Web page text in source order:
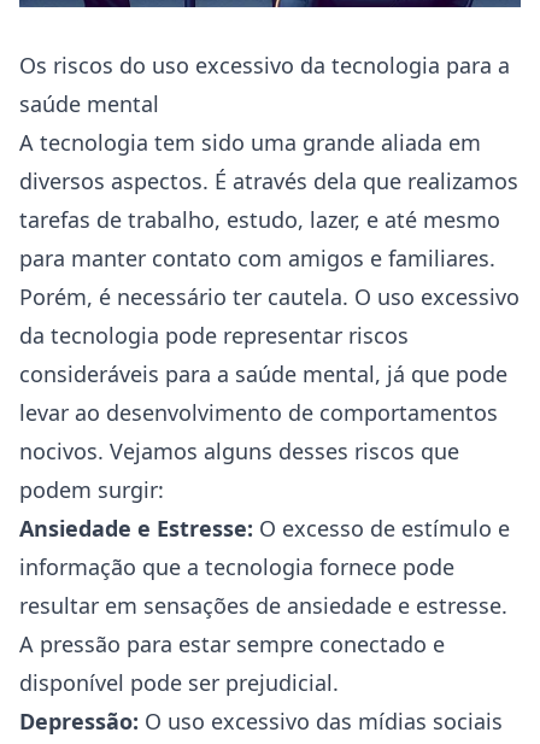
Os riscos do uso excessivo da tecnologia para a
saúde mental
A tecnologia tem sido uma grande aliada em
diversos aspectos. É através dela que realizamos
tarefas de trabalho, estudo, lazer, e até mesmo
para manter contato com amigos e familiares.
Porém, é necessário ter cautela. O uso excessivo
da tecnologia pode representar riscos
consideráveis para a saúde mental, já que pode
levar ao desenvolvimento de comportamentos
nocivos. Vejamos alguns desses riscos que
podem surgir:
Ansiedade e Estresse: O excesso de estímulo e
informação que a tecnologia fornece pode
resultar em sensações de ansiedade e estresse.
A pressão para estar sempre conectado e
disponível pode ser prejudicial.
Depressão: O uso excessivo das mídias sociais